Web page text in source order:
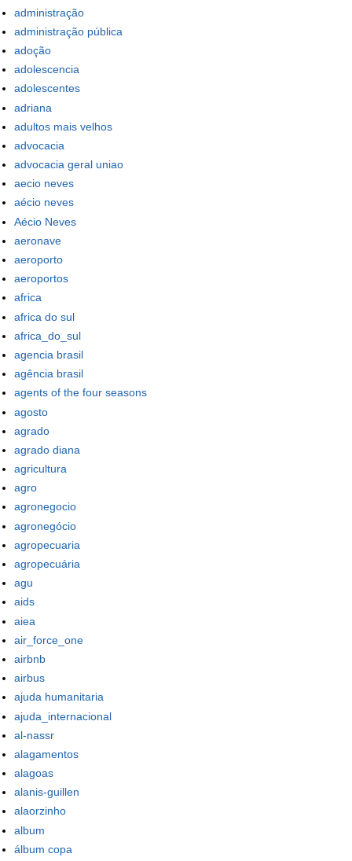
administração
administração pública
adoção
adolescencia
adolescentes
adriana
adultos mais velhos
advocacia
advocacia geral uniao
aecio neves
aécio neves
Aécio Neves
aeronave
aeroporto
aeroportos
africa
africa do sul
africa_do_sul
agencia brasil
agência brasil
agents of the four seasons
agosto
agrado
agrado diana
agricultura
agro
agronegocio
agronegócio
agropecuaria
agropecuária
agu
aids
aiea
air_force_one
airbnb
airbus
ajuda humanitaria
ajuda_internacional
al-nassr
alagamentos
alagoas
alanis-guillen
alaorzinho
album
álbum copa